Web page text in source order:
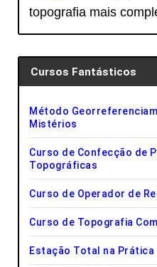
topografia mais
Cursos Fantásticos
Método
Mistérios
Curso de Confecção de
Topográficas
Curso de Operador de
Curso de Topografia
Estação Total na Prática